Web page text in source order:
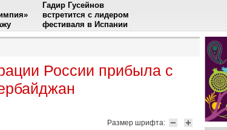
Гадир Гусейнов
встретится с лидером
фестиваля в Испании
России прибыла с
Размер шрифта: